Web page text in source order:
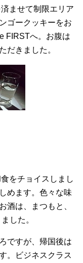
ませて制限エリア
ゴークッキーをお
FIRSTへ。お腹は
だきました。
をチョイスしまし
めます。色々な味
酒は、まつもと、
した。
ですが、帰国後は
。ビジネスクラス